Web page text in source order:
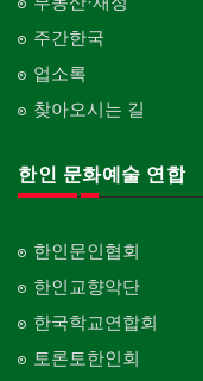
주간한국
업소록
찾아오시는 길
한인 문화예술 연합
한인문인협회
한인교향악단
한국학교연합회
토론토한인회